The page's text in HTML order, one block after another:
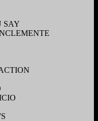
SAY